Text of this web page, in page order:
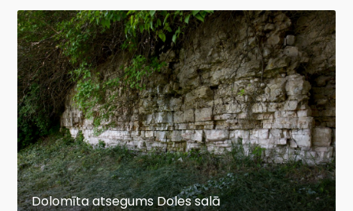
Dolomīta atsegums Doles salā